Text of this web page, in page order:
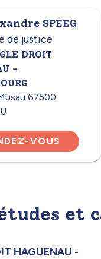
SPEEG
de justice
DROIT
-
67500
VOUS
et
HAGUENAU -